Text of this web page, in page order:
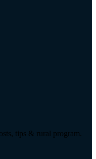
tips & rural program.